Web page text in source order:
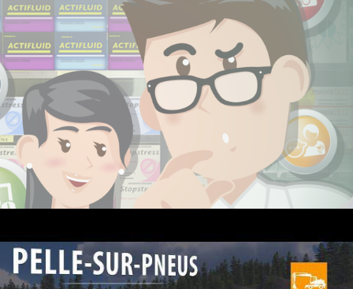
Conceptrice rédactrice - Jeu vidéo e-santé